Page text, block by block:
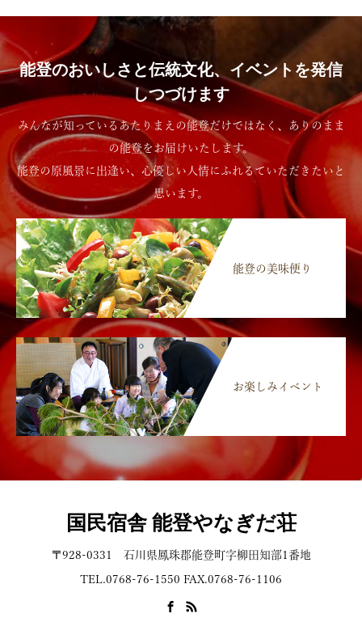
能登のおいしさと伝統文化、イベントを発信
しつづけます
みんなが知っているあたりまえの能登だけではなく、ありのまま
の能登をお届けいたします。
能登の原風景に出逢い、心優しい人情にふれるていただきたいと
思います。
能登の美味便り
お楽しみイベント
国民宿舎 能登やなぎだ荘
〒928-0331 石川県鳳珠郡能登町字柳田知部1番地
TEL.0768-76-1550 FAX.0768-76-1106